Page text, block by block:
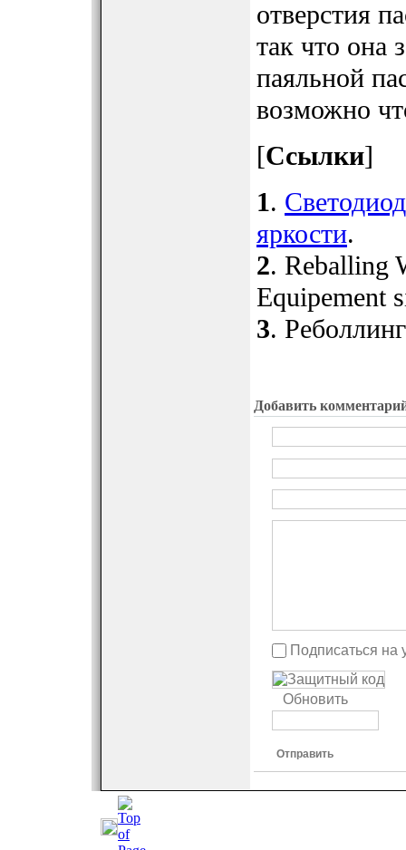
отверстия
так что она
паяльной
возможно
[Ссылки]
1.
яркости.
2. Reballing
Equipement
3.
Добавить
Подписаться
Обновить
Отправить